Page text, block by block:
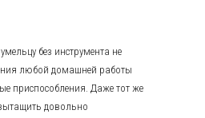
без инструмента не
любой домашней работы
приспособления. Даже тот же
довольно